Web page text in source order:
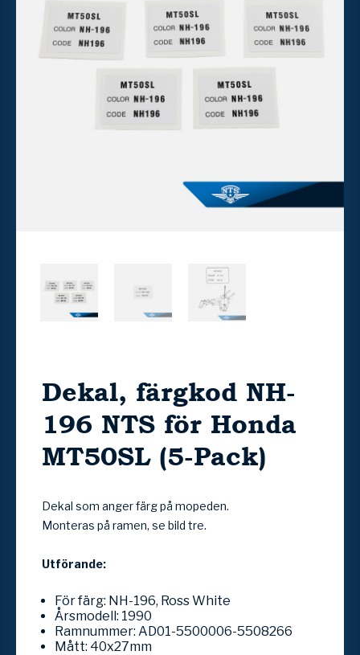
Dekal, färgkod NH-
196 NTS för Honda
MT50SL (5-Pack)
Dekal som anger färg på mopeden.
Monteras på ramen, se bild tre.
Utförande:
För färg: NH-196, Ross White
Årsmodell: 1990
Ramnummer: AD01-5500006-5508266
Mått: 40x27mm